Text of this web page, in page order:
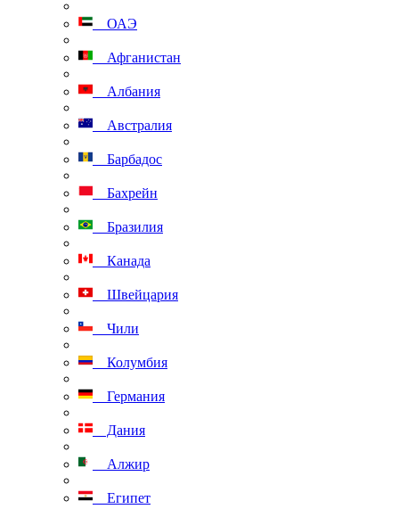
ОАЭ
Афганистан
Албания
Австралия
Барбадос
Бахрейн
Бразилия
Канада
Швейцария
Чили
Колумбия
Германия
Дания
Алжир
Египет